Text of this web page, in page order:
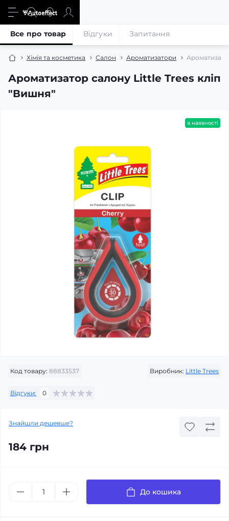
Хімія та косметика Салон Ароматизатори
Ароматизатор салону Little Trees кліп
"Вишня"
Все про товар Відгуки Запитання
в наявності
Код товару: 88833537 Виробник: Little Trees
Відгуки: 0
Знайшли дешевше?
184 грн
До кошика